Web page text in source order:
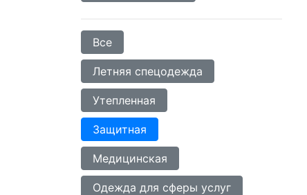
Все
Летняя спецодежда
Утепленная
Защитная
Медицинская
Одежда для сферы услуг